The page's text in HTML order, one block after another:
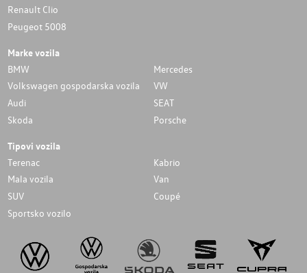
Renault Clio
Peugeot 5008
Marke vozila
BMW
Mercedes
Volkswagen gospodarska vozila
VW
Audi
SEAT
Skoda
Porsche
Tipovi vozila
Terenac
Kabrio
Mala vozila
Van
SUV
Coupé
Sportsko vozilo